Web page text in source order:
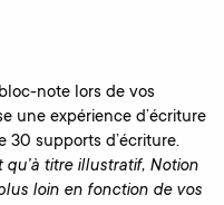
note lors de vos
une expérience d’écriture
30 supports d’écriture.
titre illustratif, Notion
loin en fonction de vos